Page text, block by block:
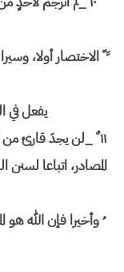
الاختصار أولا،
یفعل في
١١ ٌ _لن یجدَ قارئ من الفھارس إلا فھرس الموضوعات، عقب فھرس
المصادر، اتباعا
وأخیرا فإن الله